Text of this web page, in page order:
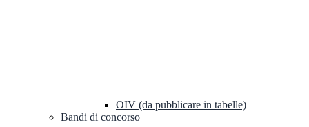
OIV (da pubblicare in tabelle)
Bandi di concorso